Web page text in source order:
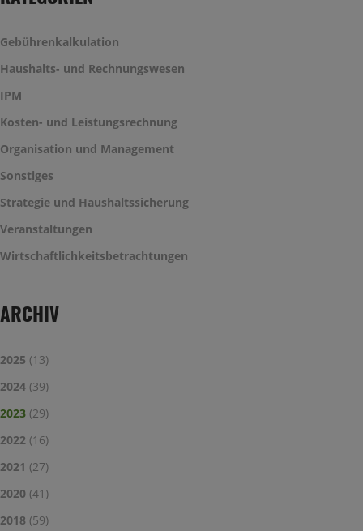
Gebührenkalkulation
Haushalts- und Rechnungswesen
IPM
Kosten- und Leistungsrechnung
Organisation und Management
Sonstiges
Strategie und Haushaltssicherung
Veranstaltungen
Wirtschaftlichkeitsbetrachtungen
ARCHIV
2025 (13)
2024 (39)
2023 (29)
2022 (16)
2021 (27)
2020 (41)
2018 (59)